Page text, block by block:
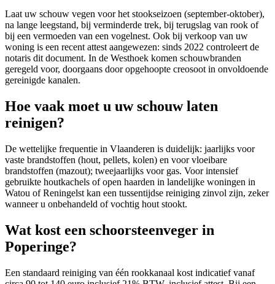
Laat uw schouw vegen voor het stookseizoen (september-oktober),
na lange leegstand, bij verminderde trek, bij terugslag van rook of
bij een vermoeden van een vogelnest. Ook bij verkoop van uw
woning is een recent attest aangewezen: sinds 2022 controleert de
notaris dit document. In de Westhoek komen schouwbranden
geregeld voor, doorgaans door opgehoopte creosoot in onvoldoende
gereinigde kanalen.
Hoe vaak moet u uw schouw laten
reinigen?
De wettelijke frequentie in Vlaanderen is duidelijk: jaarlijks voor
vaste brandstoffen (hout, pellets, kolen) en voor vloeibare
brandstoffen (mazout); tweejaarlijks voor gas. Voor intensief
gebruikte houtkachels of open haarden in landelijke woningen in
Watou of Reningelst kan een tussentijdse reiniging zinvol zijn, zeker
wanneer u onbehandeld of vochtig hout stookt.
Wat kost een schoorsteenveger in
Poperinge?
Een standaard reiniging van één rookkanaal kost indicatief vanaf